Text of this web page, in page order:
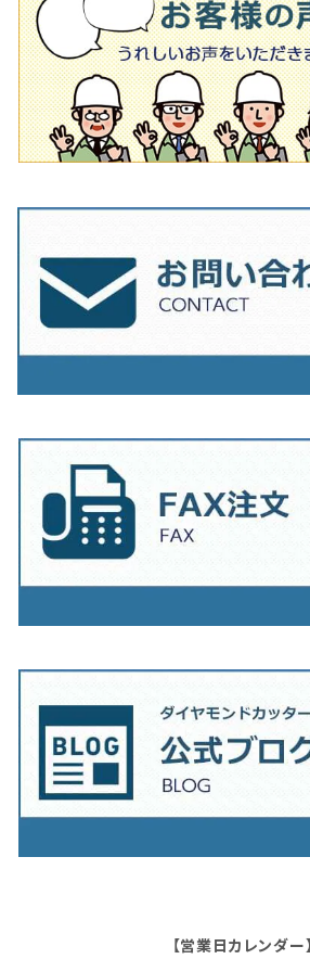
タイル針
その他
オフセットタイプ（ハットタイプ
205ｍｍ（8インチ）
230mm（9インチ）
180mm（7インチ）
205mm（8インチ）
230mm（9インチ）
150ｍｍ（6インチ）
180ｍｍ（7インチ）
205mm（8インチ）
【営業日カレンダー】